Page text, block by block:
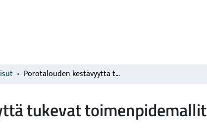
Porotalouden kestävyyttä tukevat toimenpidemallit
tukevat toimenpidemallit